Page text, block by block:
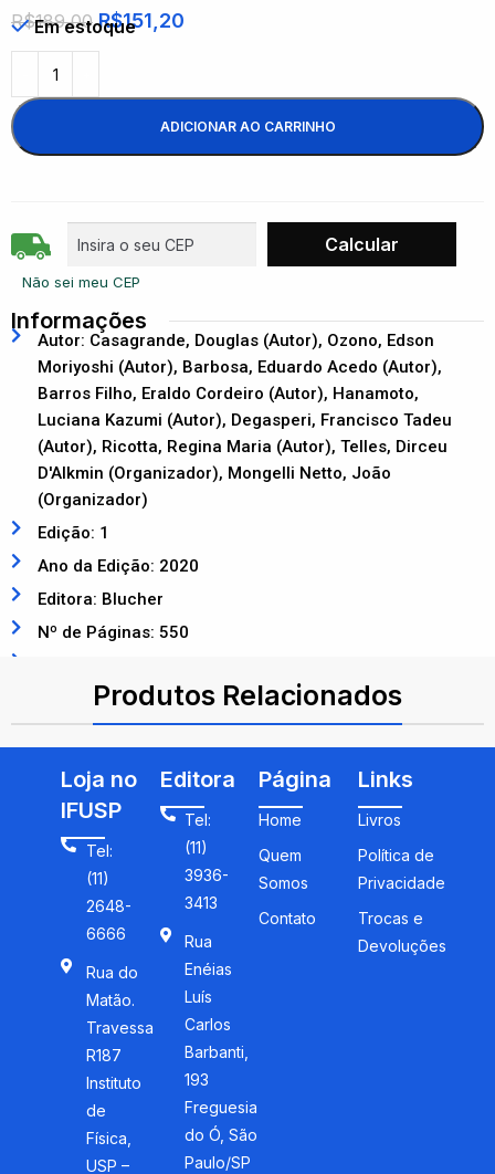
R$189,00 R$151,20
Em estoque
ADICIONAR AO CARRINHO
Não sei meu CEP
Informações
Autor: Casagrande, Douglas (Autor), Ozono, Edson
Moriyoshi (Autor), Barbosa, Eduardo Acedo (Autor),
Barros Filho, Eraldo Cordeiro (Autor), Hanamoto,
Luciana Kazumi (Autor), Degasperi, Francisco Tadeu
(Autor), Ricotta, Regina Maria (Autor), Telles, Dirceu
D'Alkmin (Organizador), Mongelli Netto, João
(Organizador)
Edição: 1
Ano da Edição: 2020
Editora: Blucher
Nº de Páginas: 550
Produtos Relacionados
Loja no
IFUSP
Tel:
(11)
2648-
6666
Rua do
Matão.
Travessa
R187
Instituto
de
Física,
USP –
Editora
Tel:
(11)
3936-
3413
Rua
Enéias
Luís
Carlos
Barbanti,
193
Freguesia
do Ó, São
Paulo/SP
Página
Home
Quem
Somos
Contato
Links
Livros
Política de
Privacidade
Trocas e
Devoluções